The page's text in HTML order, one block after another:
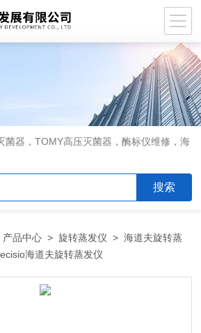
菌器，TOMY高压灭菌器，酶标仪维修，海
产品中心 >旋转蒸发仪 >海道夫旋转蒸
海道夫旋转蒸发仪